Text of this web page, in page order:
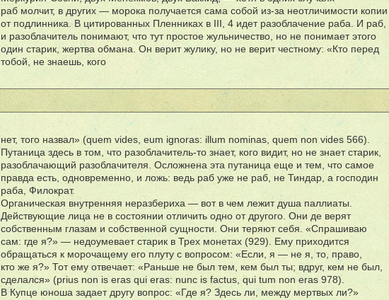
раб молчит, в других — морока получается сама собой из-за неотличимости копии
от подлинника. В цитированных Пленниках в III, 4 идет разоблачение раба. И раб,
и разоблачитель понимают, что тут простое жульничество, но не понимает этого
один старик, жертва обмана. Он верит жулику, но не верит честному: «Кто перед
тобой, не знаешь, кого
нет, того назвал» (quem vides, eum ignoras: illum nominas, quem non vides 566).
Путаница здесь в том, что разоблачитель-то знает, кого видит, но не знает старик,
разоблачающий разоблачителя. Осложнена эта путаница еще и тем, что самое
правда есть, одновременно, и ложь: ведь раб уже не раб, не Тиндар, а господин
раба, Филократ.
Органическая внутренняя неразбериха — вот в чем лежит душа паллиаты.
Действующие лица не в состоянии отличить одно от другого. Они де верят
собственным глазам и собственной сущности. Они теряют себя. «Спрашиваю
сам: где я?» — недоумевает старик в Трех монетах (929). Ему приходится
обращаться к морочащему его плуту с вопросом: «Если, я — не я, то, право,
кто же я?» Тот ему отвечает: «Раньше не был тем, кем был ты; вдруг, кем не был,
сделался» (prius non is eras qui eras: nunc is factus, qui tum non eras 978).
В Купце юноша задает другу вопрос: «Где я? Здесь ли, между мертвых ли?»